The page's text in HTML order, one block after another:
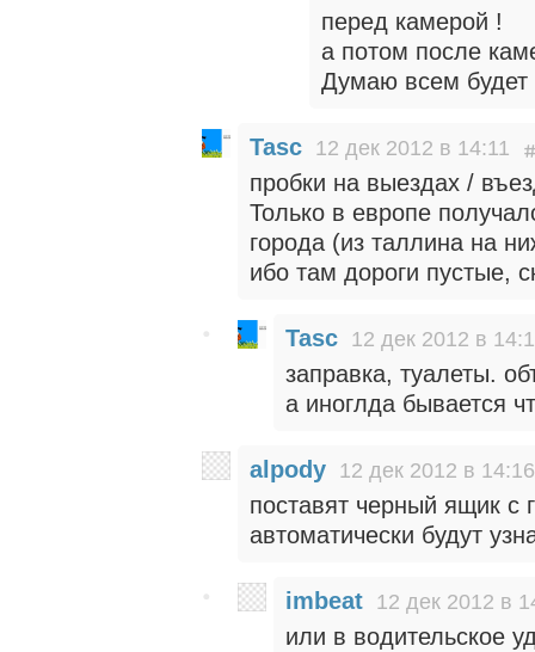
перед камерой !
а потом после
Думаю всем будет
Tasc 12 дек 2012 в 14:11
пробки на выездах /
Только в европе
города (из таллина на
ибо там дороги пустые,
Tasc 12 дек 2012 в
заправка, туалеты.
а иноглда бывается
alpody 12 дек 2012 в 14:16
поставят черный ящик с
автоматически будут
imbeat 12 дек 2012 в
или в водительское